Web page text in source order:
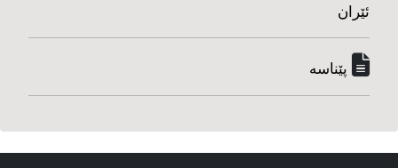
ئێران
پێناسه‌